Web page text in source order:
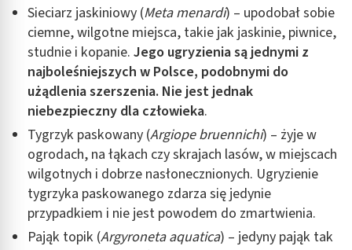
Sieciarz jaskiniowy (Meta menardi) – upodobał sobie
ciemne, wilgotne miejsca, takie jak jaskinie, piwnice,
studnie i kopanie. Jego ugryzienia są jednymi z
najboleśniejszych w Polsce, podobnymi do
użądlenia szerszenia. Nie jest jednak
niebezpieczny dla człowieka.
Tygrzyk paskowany (Argiope bruennichi) – żyje w
ogrodach, na łąkach czy skrajach lasów, w miejscach
wilgotnych i dobrze nasłonecznionych. Ugryzienie
tygrzyka paskowanego zdarza się jedynie
przypadkiem i nie jest powodem do zmartwienia.
Pająk topik (Argyroneta aquatica) – jedyny pająk tak